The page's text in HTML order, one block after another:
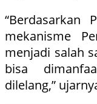
“Berdasarkan
mekanisme
menjadi salah
bisa
dilelang,”